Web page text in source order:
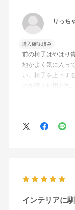
りっち
購入確認済み
前の椅子はやはり
地かよく気に入っ
い、椅子を上下す
のを購入使用と思
MonEtを購入しま
になじんでくるの
いますが、やや
か。
インテリアに